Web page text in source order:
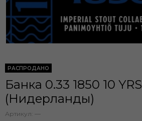
РАСПРОДАНО
Банка 0.33 1850 10
(Нидерланды)
Артикул: —